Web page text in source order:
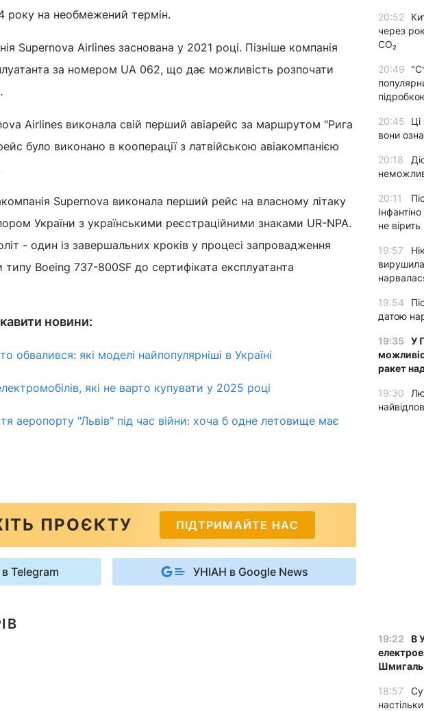
року на необмежений термін.
Supernova Airlines заснована у 2021 році. Пізніше компанія
за номером UA 062, що дає можливість розпочати
Airlines виконала свій перший авіарейс за маршрутом "Рига
було виконано в кооперації з латвійською авіакомпанією
Supernova виконала перший рейс на власному літаку
України з українськими реєстраційними знаками UR-NPA.
- один із завершальних кроків у процесі запровадження
Boeing 737-800SF до сертифіката експлуатанта
новини:
обвалився: які моделі найпопулярніші в Україні
які не варто купувати у 2025 році
аеропорту "Львів" під час війни: хоча б одне летовище має
ПРОЄКТУ ПІДТРИМАЙТЕ НАС
Telegram УНІАН в Google News
20:52
через
CO₂
20:49
20:45
вони
20:18
20:11
не вірить
19:57
19:54
датою
19:35 У
ракет
19:30
19:22
В
Шмигаль
18:57